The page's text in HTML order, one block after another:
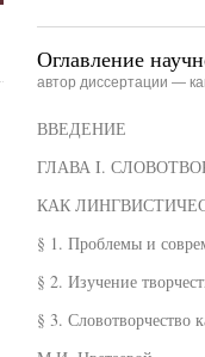
Оглавление
автор диссертации —
ВВЕДЕНИЕ
ГЛАВА I.
КАК
§ 1. Проблемы и
§ 2. Изучение
§ 3. Словотворчество